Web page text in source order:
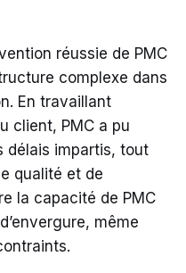
réussie de PMC
complexe dans
En travaillant
client, PMC a pu
délais impartis, tout
qualité et de
la capacité de PMC
même